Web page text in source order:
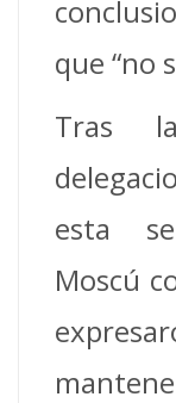
que “no
Tras
esta
Moscú